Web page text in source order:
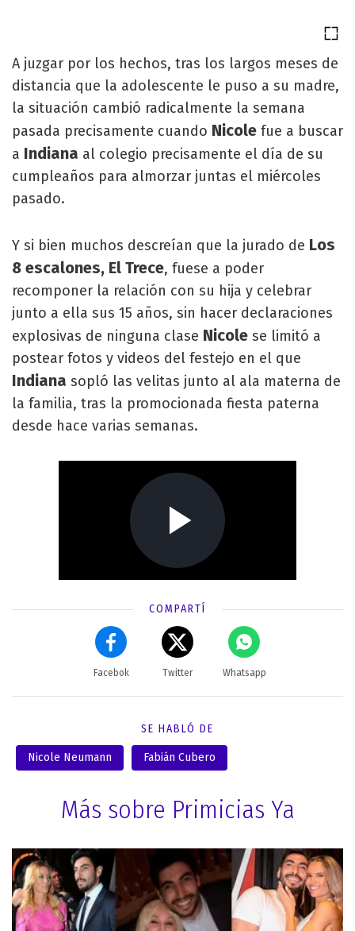
A juzgar por los hechos, tras los largos meses de
distancia que la adolescente le puso a su madre,
la situación cambió radicalmente la semana
pasada precisamente cuando Nicole fue a buscar
a Indiana al colegio precisamente el día de su
cumpleaños para almorzar juntas el miércoles
pasado.
Y si bien muchos descreían que la jurado de Los
8 escalones, El Trece, fuese a poder
recomponer la relación con su hija y celebrar
junto a ella sus 15 años, sin hacer declaraciones
explosivas de ninguna clase Nicole se limitó a
postear fotos y videos del festejo en el que
Indiana sopló las velitas junto al ala materna de
la familia, tras la promocionada fiesta paterna
desde hace varias semanas.
COMPARTÍ
Facebok Twitter Whatsapp
SE HABLÓ DE
Nicole Neumann Fabián Cubero
Más sobre Primicias Ya